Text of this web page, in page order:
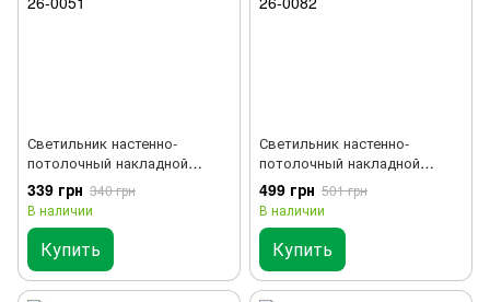
Светильник настенно-
потолочный накладной
светодиодный круглый ELM
18W 6500К Vega IP40 26-0051
339 грн 340 грн
В наличии
Купить
Светильник настенно-
потолочный накладной
светодиодный круглый ELM
24W 4000К Vega IP40 26-0082
499 грн 501 грн
В наличии
Купить